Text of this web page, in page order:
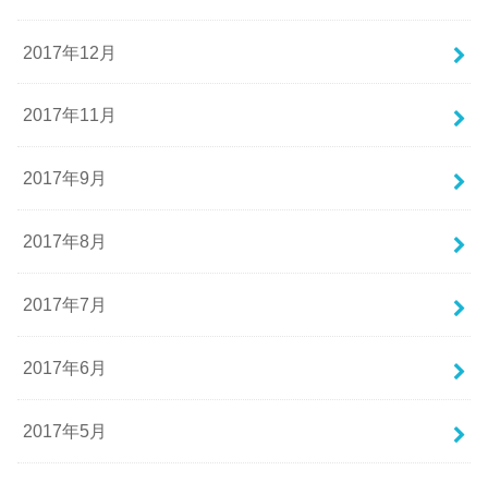
2017年12月
2017年11月
2017年9月
2017年8月
2017年7月
2017年6月
2017年5月